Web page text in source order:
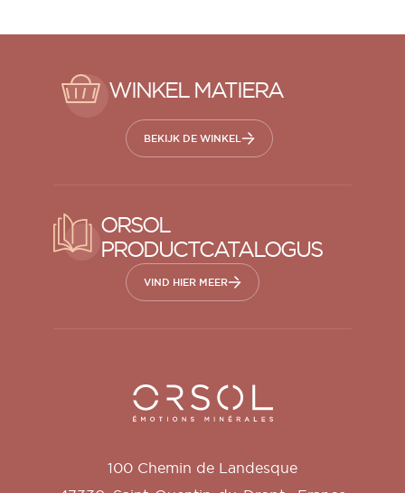
WINKEL MATIERA
BEKIJK DE WINKEL
ORSOL
PRODUCTCATALOGUS
VIND HIER MEER
Orsol S.A.
100 Chemin de Landesque